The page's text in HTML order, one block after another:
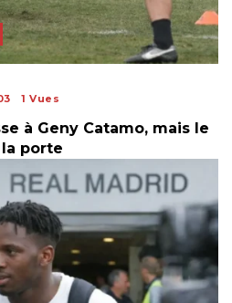
1 Vues
à Geny Catamo, mais le
porte